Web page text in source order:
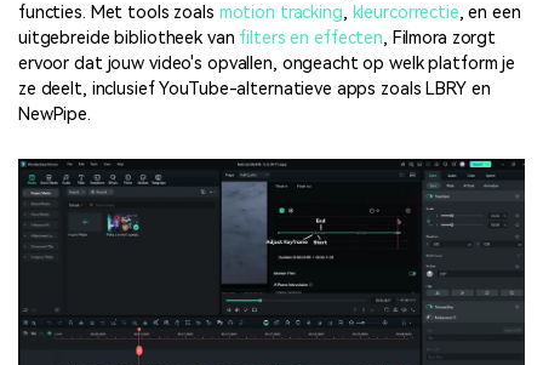
functies. Met tools zoals motion tracking, kleurcorrectie, en een
uitgebreide bibliotheek van filters en effecten, Filmora zorgt
ervoor dat jouw video's opvallen, ongeacht op welk platform je
ze deelt, inclusief YouTube-alternatieve apps zoals LBRY en
NewPipe.